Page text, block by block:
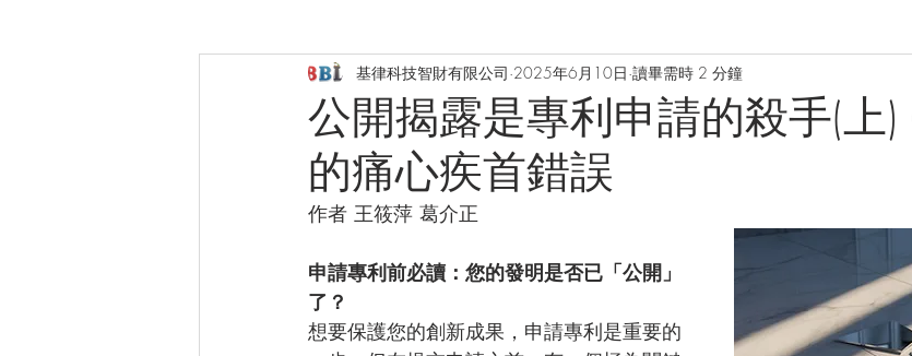
公開揭露是專利申請的殺手(上
的痛心疾首錯誤
基律科技智財有限公司 2025年6月10日 讀畢需時 2 分鐘
作者 王筱萍 葛介正
申請專利前必讀：您的發明是否已「公開」
了？
想要保護您的創新成果，申請專利是重要的